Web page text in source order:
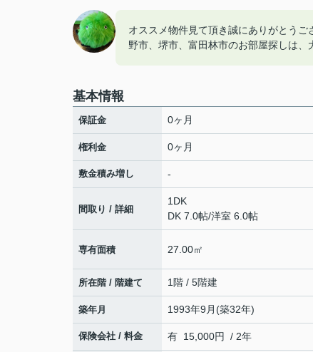
オススメ物件見て頂き誠にありがとう
野市、堺市、富田林市のお部屋探しは
基本情報
保証金 0ヶ月
権利金 0ヶ月
敷金積み増し -
間取り / 詳細
1DK
DK 7.0帖/洋室 6.0帖
専有面積 27.00㎡
所在階 / 階建て 1階 / 5階建
築年月 1993年9月(築32年)
保険会社 / 料金 有 15,000円 / 2年